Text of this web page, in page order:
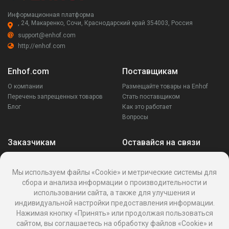
Информационная платформа
, 24, Макаренко, Сочи, Краснодарский край 354003, Россия
support@enhof.com
http://enhof.com
Enhof.com
О компании
Перечень запрещенных товаров
Блог
Поставщикам
Размещайте товары на Enhof
Стать поставщиком
Как это работает
Вопросы
Заказчикам
Написать поставщику
Реквизиты
Оставайся на связи
Мы используем файлы «Cookie» и метрические системы для
сбора и анализа информации о производительности и
использовании сайта, а также для улучшения и
индивидуальной настройки предоставления информации.
Нажимая кнопку «Принять» или продолжая пользоваться
сайтом, вы соглашаетесь на обработку файлов «Cookie» и